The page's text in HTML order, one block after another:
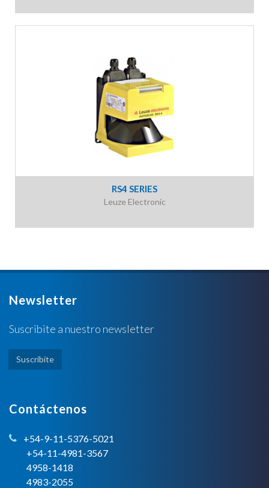
RS4 SERIES
Leuze Electronic
Newsletter
Suscribite a nuestro newsletter
Suscribite
Contáctenos
+54-9-11-5376-5021
+54-11-4981-3567
4958-1418
4983-2055